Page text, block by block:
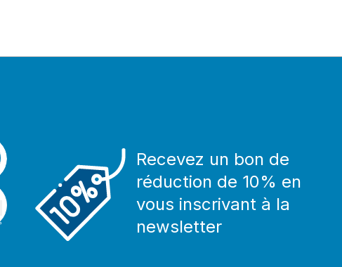
Recevez un bon de
réduction de 10% en
vous inscrivant à la
newsletter